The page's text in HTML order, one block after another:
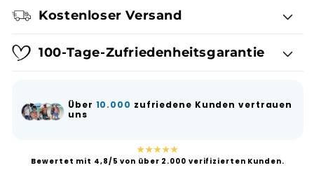
Kostenloser Versand
100-Tage-Zufriedenheitsgarantie
Über 10.000 zufriedene Kunden vertrauen
uns
★★★★★
Bewertet mit 4,8/5 von über 2.000 verifizierten Kunden.